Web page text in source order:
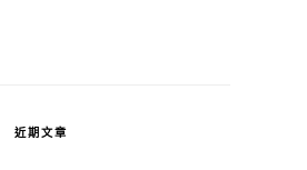
近期文章